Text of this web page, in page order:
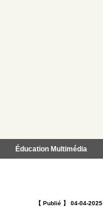
Éducation Multimédia
【 Publié 】 04-04-2025